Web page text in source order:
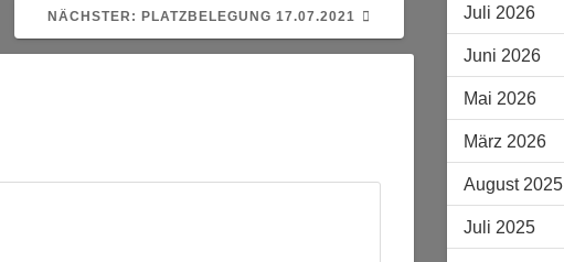
NÄCHSTER: NÄCHSTER
PLATZBELEGUNG 17.07.2021 Juli 2026
Juni 2026
Mai 2026
März 2026
August 2025
Juli 2025